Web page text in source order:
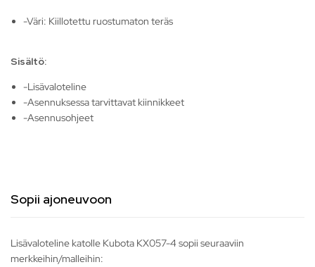
-Väri: Kiillotettu ruostumaton teräs
Sisältö:
-Lisävaloteline
-Asennuksessa tarvittavat kiinnikkeet
-Asennusohjeet
Sopii ajoneuvoon
Lisävaloteline katolle Kubota KX057-4 sopii seuraaviin
merkkeihin/malleihin: